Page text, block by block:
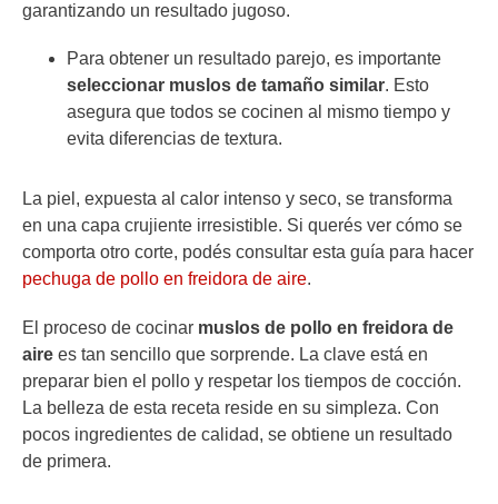
garantizando un resultado jugoso.
Para obtener un resultado parejo, es importante
seleccionar muslos de tamaño similar. Esto
asegura que todos se cocinen al mismo tiempo y
evita diferencias de textura.
La piel, expuesta al calor intenso y seco, se transforma
en una capa crujiente irresistible. Si querés ver cómo se
comporta otro corte, podés consultar esta guía para hacer
pechuga de pollo en freidora de aire.
El proceso de cocinar muslos de pollo en freidora de
aire es tan sencillo que sorprende. La clave está en
preparar bien el pollo y respetar los tiempos de cocción.
La belleza de esta receta reside en su simpleza. Con
pocos ingredientes de calidad, se obtiene un resultado
de primera.